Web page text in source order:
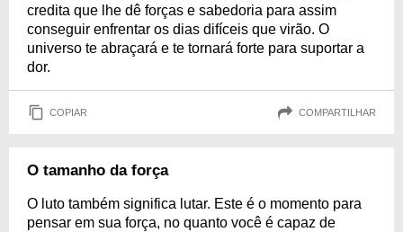
credita que lhe dê forças e sabedoria para assim
conseguir enfrentar os dias difíceis que virão. O
universo te abraçará e te tornará forte para suportar a
dor.
COPIAR COMPARTILHAR
O tamanho da força
O luto também significa lutar. Este é o momento para
pensar em sua força, no quanto você é capaz de